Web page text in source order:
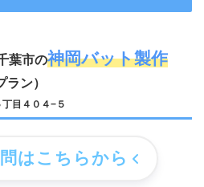
葉市の神岡バット製作
ラン）
目４０４−５
はこちらから